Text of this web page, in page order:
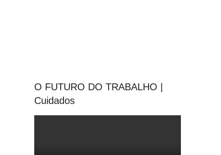
O FUTURO DO TRABALHO |
Cuidados